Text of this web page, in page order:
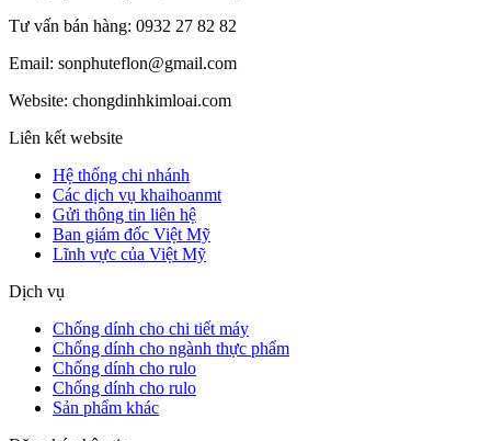
Tư vấn bán hàng: 0932 27 82 82
Email: sonphuteflon@gmail.com
Website: chongdinhkimloai.com
Liên kết website
Hệ thống chi nhánh
Các dịch vụ khaihoanmt
Gửi thông tin liên hệ
Ban giám đốc Việt Mỹ
Lĩnh vực của Việt Mỹ
Dịch vụ
Chống dính cho chi tiết máy
Chống dính cho ngành thực phẩm
Chống dính cho rulo
Chống dính cho rulo
Sản phẩm khác